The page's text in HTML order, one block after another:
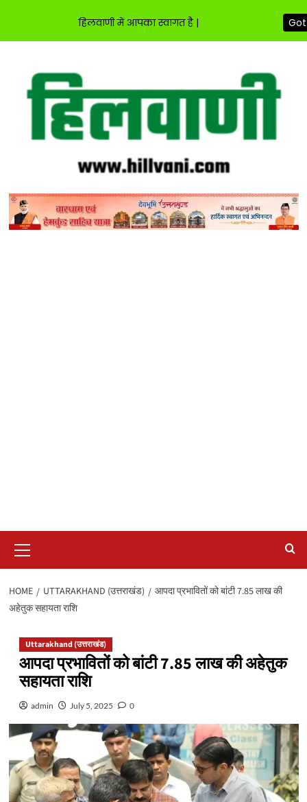
content
Menu
HOME UTTARAKHAND (उत्तराखंड)
आपदा प्रभावितों को बांटी 7.85 लाख की
अहेतुक सहायता राशि
Uttarakhand (उत्तराखंड)
आपदा प्रभावितों को बांटी 7.85 लाख की अहेतुक
सहायता राशि
admin July 5, 2025 0
हिलवाणी में आपका स्वागत है |